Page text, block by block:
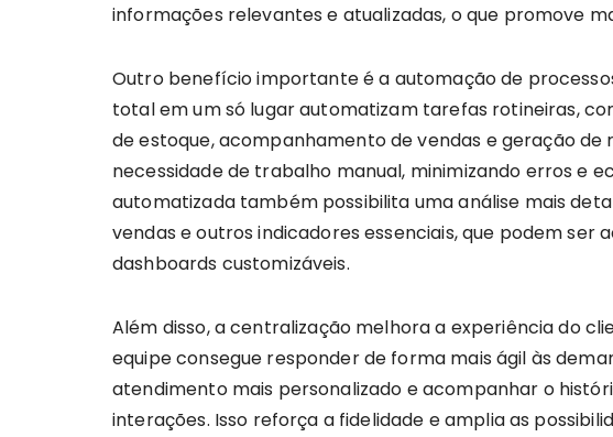
informações relevantes e atualizadas, o que promove
Outro benefício importante é a automação de
total em um só lugar automatizam tarefas rotineiras,
de estoque, acompanhamento de vendas e geração de
necessidade de trabalho manual, minimizando erros e
automatizada também possibilita uma análise mais
vendas e outros indicadores essenciais, que podem ser
dashboards customizáveis.
Além disso, a centralização melhora a experiência do
equipe consegue responder de forma mais ágil às
atendimento mais personalizado e acompanhar o
interações. Isso reforça a fidelidade e amplia as